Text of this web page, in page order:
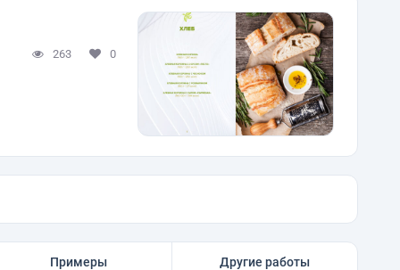
263 0
Примеры Другие работы